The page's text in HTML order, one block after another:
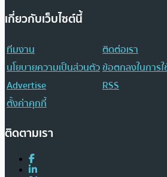
เกี่ยวกับเว็บไซต์นี้
ทีมงาน
ติดต่อเรา
นโยบายความเป็นส่วนตัวข้อตกลงในการ
Advertise
RSS
ตั้งค่าคุกกี้
ติดตามเรา